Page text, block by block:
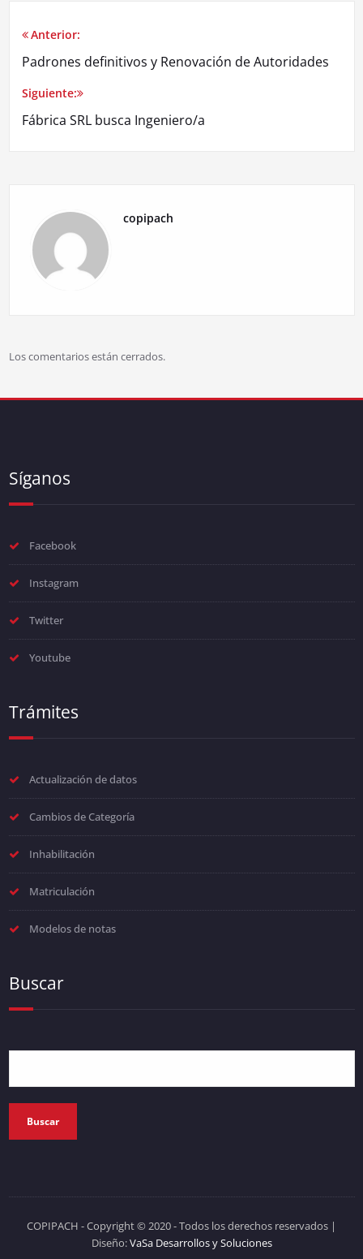
Anterior:
Padrones definitivos y Renovación de Autoridades
Siguiente:
Fábrica SRL busca Ingeniero/a
copipach
Los comentarios están cerrados.
Síganos
Facebook
Instagram
Twitter
Youtube
Trámites
Actualización de datos
Cambios de Categoría
Inhabilitación
Matriculación
Modelos de notas
Buscar
Buscar
COPIPACH - Copyright © 2020 - Todos los derechos reservados |
Diseño:VaSa Desarrollos y Soluciones